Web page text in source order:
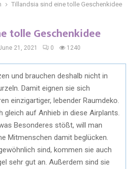
Tillandsia sind eine tolle Geschenkidee
tolle Geschenkidee
21, 2021 0 1240
und brauchen deshalb nicht in
Damit eignen sie sich
einzigartiger, lebender Raumdeko.
gleich auf Anhieb in diese Airplants.
Besonderes stößt, will man
Mitmenschen damit beglücken.
sind, kommen sie auch
sehr gut an. Außerdem sind sie